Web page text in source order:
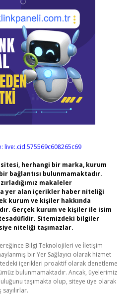
live:.cid.575569c608265c69
herhangi bir marka, kurum
bağlantısı bulunmamaktadır.
makaleler
yer alan içerikler haber niteliği
kurum ve kişiler hakkında
Gerçek kurum ve kişiler ile isim
Sitemizdeki bilgiler
niteliği taşımazlar.
Bilgi Teknolojileri ve İletişim
bir Yer Sağlayıcı olarak hizmet
içerikleri proaktif olarak denetleme
bulunmamaktadır. Ancak, üyelerimiz
taşımakta olup, siteye üye olarak